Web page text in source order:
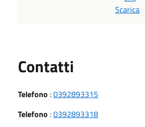
Scarica
Contatti
Telefono :0392893315
Telefono :0392893318